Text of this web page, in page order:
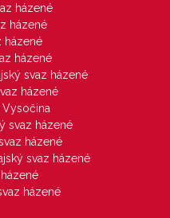
házené
házené
házené
házené
svaz házené
házené
Vysočina
svaz házené
házené
svaz házené
házené